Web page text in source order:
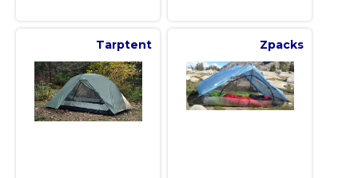
Tarptent Zpacks